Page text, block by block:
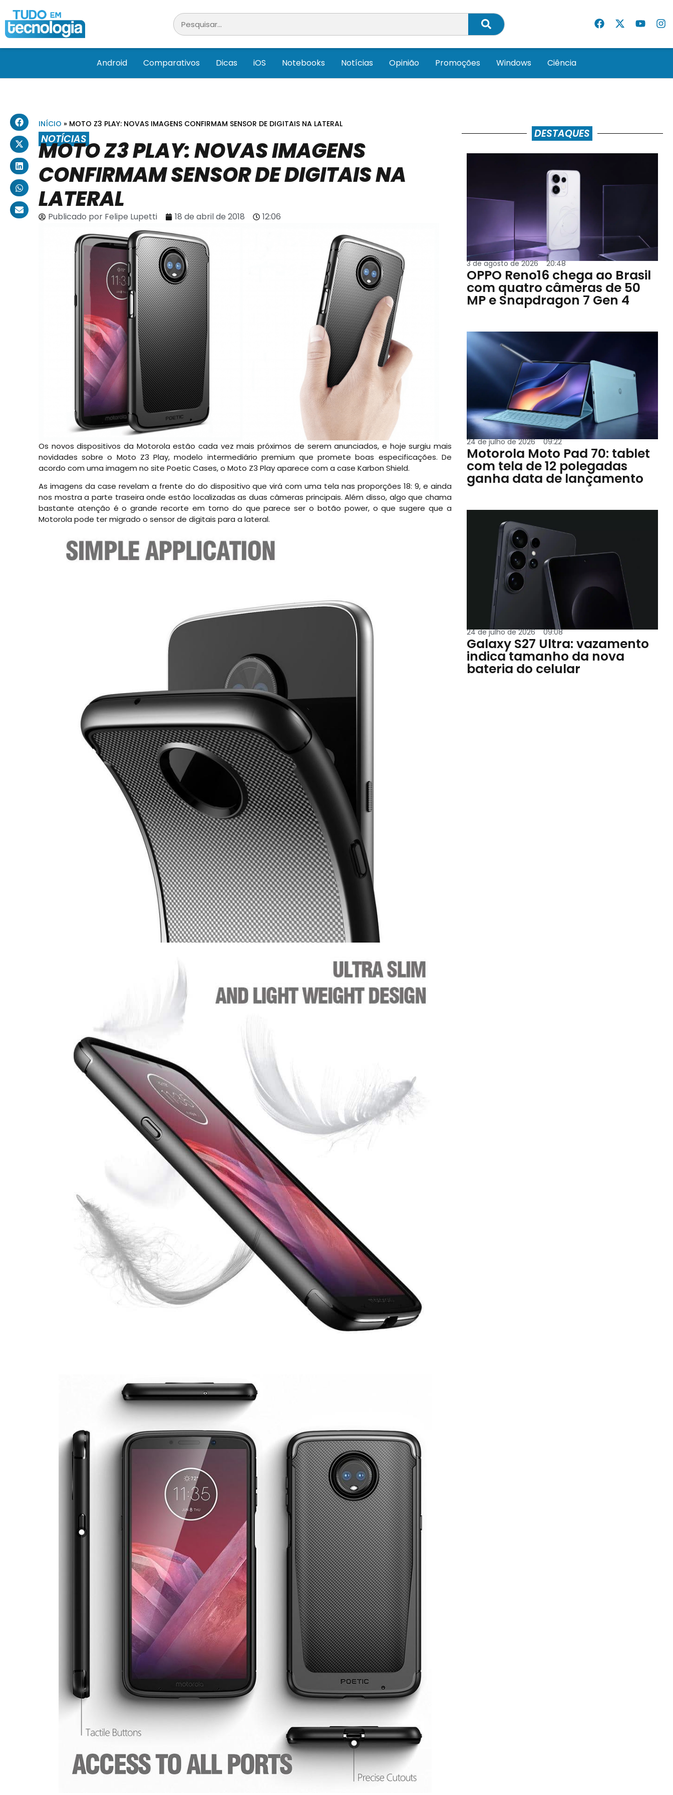
Android Comparativos Dicas iOS Notebooks Notícias Opinião Promoções Windows Ciência
INÍCIO » MOTO Z3 PLAY: NOVAS IMAGENS CONFIRMAM SENSOR DE DIGITAIS NA LATERAL
NOTÍCIAS
MOTO Z3 PLAY: NOVAS IMAGENS
CONFIRMAM SENSOR DE DIGITAIS NA
LATERAL
Publicado porFelipe Lupetti 18 de abril de 2018 12:06
Os novos dispositivos da Motorola estão cada vez mais próximos de serem anunciados, e hoje surgiu mais
novidades sobre o Moto Z3 Play, modelo intermediário premium que promete boas especificações. De
acordo com uma imagem no site Poetic Cases, o Moto Z3 Play aparece com a case Karbon Shield.
As imagens da case revelam a frente do do dispositivo que virá com uma tela nas proporções 18: 9, e ainda
nos mostra a parte traseira onde estão localizadas as duas câmeras principais. Além disso, algo que chama
bastante atenção é o grande recorte em torno do que parece ser o botão power, o que sugere que a
Motorola pode ter migrado o sensor de digitais para a lateral.
DESTAQUES
3 de agosto de 2026 20:48
OPPO Reno16 chega ao Brasil
com quatro câmeras de 50
MP e Snapdragon 7 Gen 4
24 de julho de 2026 09:22
Motorola Moto Pad 70: tablet
com tela de 12 polegadas
ganha data de lançamento
24 de julho de 2026 09:08
Galaxy S27 Ultra: vazamento
indica tamanho da nova
bateria do celular